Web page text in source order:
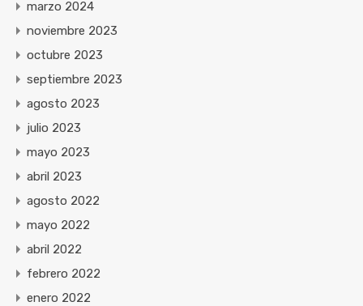
marzo 2024
noviembre 2023
octubre 2023
septiembre 2023
agosto 2023
julio 2023
mayo 2023
abril 2023
agosto 2022
mayo 2022
abril 2022
febrero 2022
enero 2022